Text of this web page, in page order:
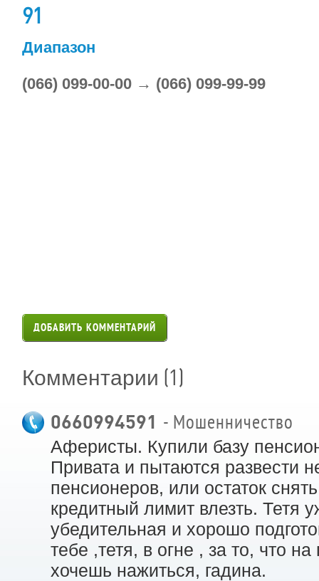
91
Диапазон
(066) 099-00-00 → (066) 099-99-99
ДОБАВИТЬ КОММЕНТАРИЙ
Комментарии (1)
0660994591 - Мошенничество
Аферисты. Купили базу
Привата и пытаются развести
пенсионеров, или остаток
кредитный лимит влезть. Тетя
убедительная и хорошо
тебе ,тетя, в огне , за то, что
хочешь нажиться, гадина.